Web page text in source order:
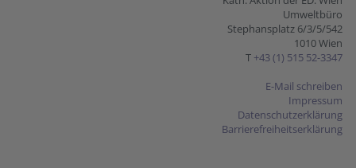
Umweltbüro
Stephansplatz 6/3/5/542
1010 Wien
T +43 (1) 515 52-3347
E-Mail schreiben
Impressum
Datenschutzerklärung
Barrierefreiheitserklärung